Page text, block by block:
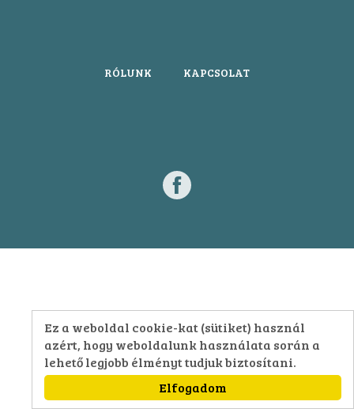
RÓLUNK KAPCSOLAT
Ez a weboldal cookie-kat (sütiket) használ
azért, hogy weboldalunk használata során a
lehető legjobb élményt tudjuk biztosítani.
Elfogadom